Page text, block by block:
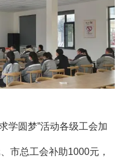
学圆梦”活动各级工会加
市总工会补助1000元，